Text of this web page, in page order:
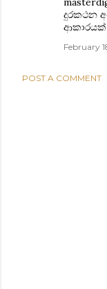
දුරකථන
February
POST A COMMENT